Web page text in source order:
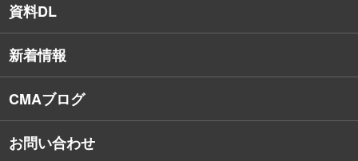
SNSコンサルティング
Webアプリケーション開発
資料DL
新着情報
CMAブログ
お問い合わせ